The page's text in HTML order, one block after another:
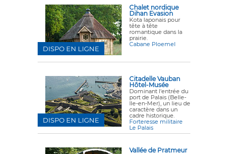
Chalet nordique
Dihan Evasion
Kota laponais pour
tête à tête
romantique dans la
prairie.
Cabane Ploemel
DISPO EN LIGNE
Citadelle Vauban
Hôtel-Musée
Dominant l'entrée du
port de Palais (Belle-
Ile-en-Mer), un lieu de
caractère dans un
cadre historique.
Forteresse militaire
Le Palais
DISPO EN LIGNE
Vallée de Pratmeur